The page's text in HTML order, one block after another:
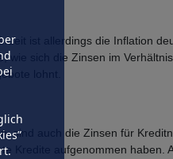
ist allerdings die Inflation
sich die Zinsen im
lohnt.
sind auch die Zinsen für
Kredite aufgenommen haben.